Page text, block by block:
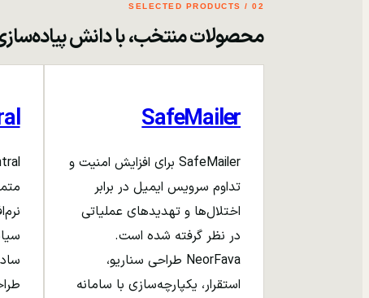
02 / SELECTED PRODUCTS
محصولات منتخب، با دانش
SafeMailer
SafeMailer برای افزایش امنیت و
تداوم سرویس ایمیل در برابر
اختلال‌ها و تهدیدهای عملیاتی
در نظر گرفته شده است.
NeorFava طراحی سناریو،
استقرار، یکپارچه‌سازی با سامانه